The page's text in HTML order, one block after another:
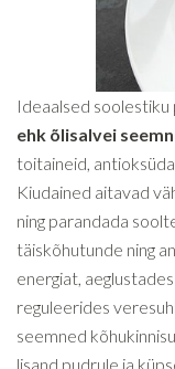
Ideaalsed
ehk õlisalvei
toitaineid,
Kiudained aitavad
ning parandada
täiskõhutunde ning
energiat,
reguleerides
seemned
lisand pudrule ja